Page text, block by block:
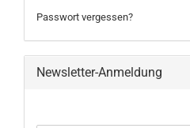
Passwort vergessen?
Newsletter-Anmeldung